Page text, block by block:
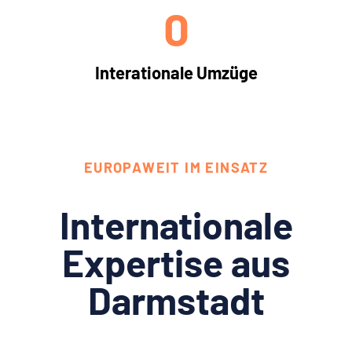
Interationale Umzüge
0
EUROPAWEIT IM EINSATZ
Internationale
Expertise aus
Darmstadt